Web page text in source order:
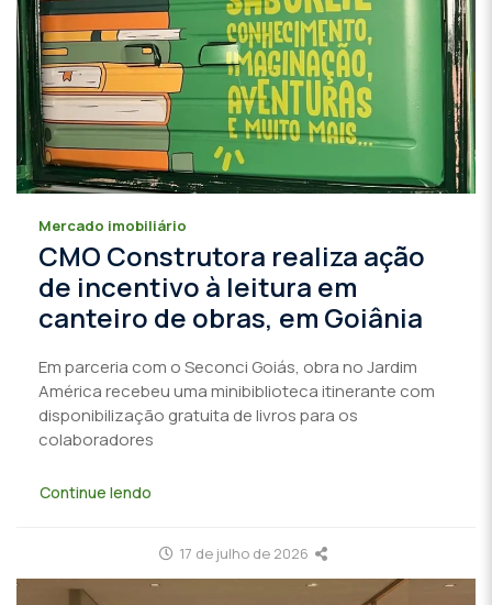
Mercado imobiliário
CMO Construtora realiza ação
de incentivo à leitura em
canteiro de obras, em Goiânia
Em parceria com o Seconci Goiás, obra no Jardim
América recebeu uma minibiblioteca itinerante com
disponibilização gratuita de livros para os
colaboradores
Continue lendo
17 de julho de 2026